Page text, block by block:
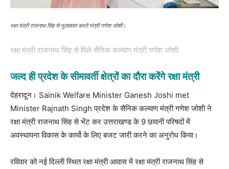
रक्षा मंत्री राजनाथ सिंह से मुलाकात करते मंत्री गणेश जोशी।
रक्षा मंत्री राजनाथ सिंह से मिले सैनिक कल्याण मंत्री गणेश जोशी
जल्द ही प्रदेश के सीमावर्ती क्षेत्रों का दौरा करेंगे रक्षा मंत्री
देहरादून। Sainik Welfare Minister Ganesh Joshi met
Minister Rajnath Singh प्रदेश के सैनिक कल्याण मंत्री गणेश जोशी ने
रक्षा मंत्री राजनाथ सिंह से भेंट कर उत्तराखण्ड के 9 छावनी परिषदों में
अवस्थापना विकास के कार्यो के लिए बजट जारी करने का अनुरोध किया।
रविवार को नई दिल्ली स्थित रक्षा मंत्री आवास में रक्षा मंत्री राजनाथ सिंह से